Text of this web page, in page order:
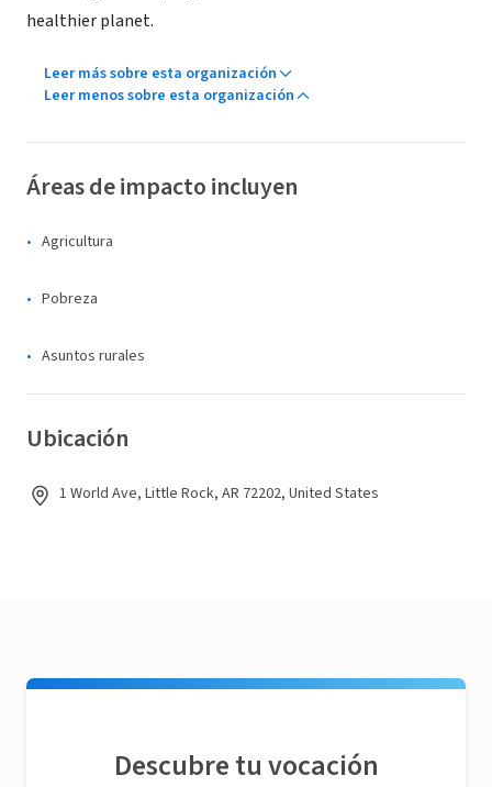
healthier planet.
Leer más sobre esta organización
Leer menos sobre esta organización
Áreas de impacto incluyen
Agricultura
Pobreza
Asuntos rurales
Ubicación
1 World Ave, Little Rock, AR 72202, United States
Descubre tu vocación